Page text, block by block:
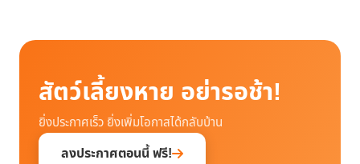
สัตว์เลี้ยงหาย อย่ารอช้า!
ยิ่งประกาศเร็ว ยิ่งเพิ่มโอกาสได้กลับบ้าน
ลงประกาศตอนนี้ ฟรี!